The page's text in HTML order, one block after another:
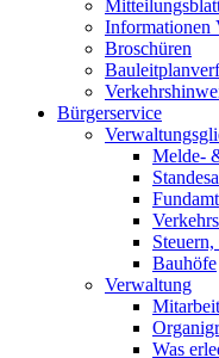
Informationen
Broschüren
Bürgerservice
Melde-
Fundamt
Bauhöfe
Verwaltung
Was